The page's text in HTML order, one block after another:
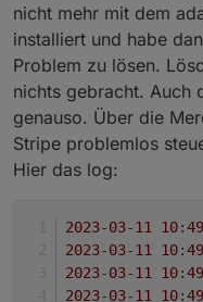
nicht mehr mit dem
installiert und habe
Problem zu lösen.
nichts gebracht. Auch
genauso. Über die
Stripe problemlos
Hier das log:
2023-03-11 10:49
2023-03-11 10:49
2023-03-11 10:49
2023-03-11 10:49